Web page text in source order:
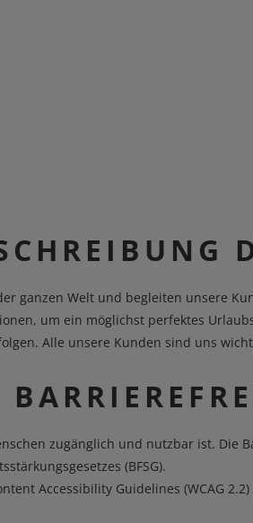
ganzen Welt und begleiten unsere
um ein möglichst perfektes
Alle unsere Kunden sind uns
zugänglich und nutzbar ist.
(BFSG).
Accessibility Guidelines (WCAG